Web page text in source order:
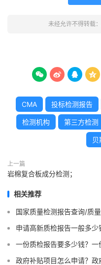
未经允许不得转载：
   
CMA 投标检测报告
检测机构 第三方检测
上一篇
岩棉复合板成分检测；
相关推荐
国家质量检测报告查询/质
申请高新质检报告一般多
一份质检报告要多少钱？一
政府补贴项目怎么申请？